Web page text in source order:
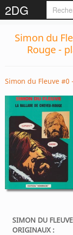
2DG
Simon du
Rouge -
Simon du Fleuve #0
SIMON DU
ORIGINAUX :